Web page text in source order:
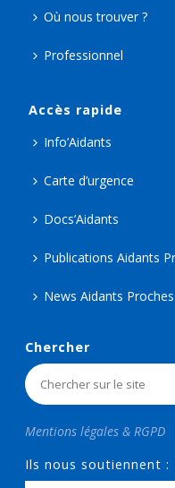
Où nous trouver ?
Professionnel
Accès rapide
Info’Aidants
Carte d’urgence
Docs’Aidants
Publications Aidants
News Aidants Proches
Chercher
Mentions légales & RGPD
Ils nous soutiennent :